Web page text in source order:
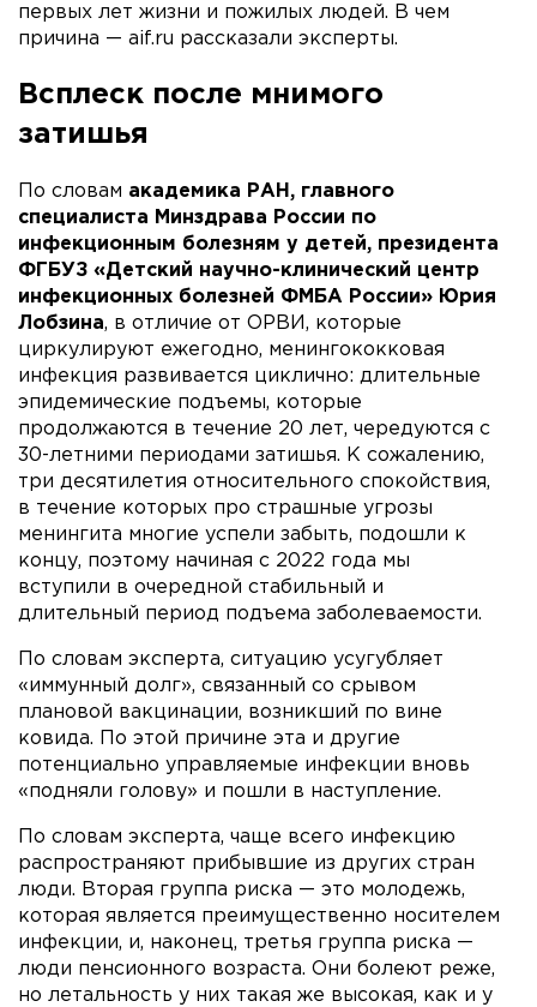
первых лет жизни и пожилых людей. В чем
причина — aif.ru рассказали эксперты.
Всплеск после мнимого
затишья
По словам академика РАН, главного
специалиста Минздрава России по
инфекционным болезням у детей, президента
ФГБУЗ «Детский научно-клинический центр
инфекционных болезней ФМБА России» Юрия
Лобзина, в отличие от ОРВИ, которые
циркулируют ежегодно, менингококковая
инфекция развивается циклично: длительные
эпидемические подъемы, которые
продолжаются в течение 20 лет, чередуются с
30-летними периодами затишья. К сожалению,
три десятилетия относительного спокойствия,
в течение которых про страшные угрозы
менингита многие успели забыть, подошли к
концу, поэтому начиная с 2022 года мы
вступили в очередной стабильный и
длительный период подъема заболеваемости.
По словам эксперта, ситуацию усугубляет
«иммунный долг», связанный со срывом
плановой вакцинации, возникший по вине
ковида. По этой причине эта и другие
потенциально управляемые инфекции вновь
«подняли голову» и пошли в наступление.
По словам эксперта, чаще всего инфекцию
распространяют прибывшие из других стран
люди. Вторая группа риска — это молодежь,
которая является преимущественно носителем
инфекции, и, наконец, третья группа риска —
люди пенсионного возраста. Они болеют реже,
но летальность у них такая же высокая, как и у